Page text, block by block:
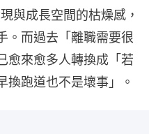
與成長空間的枯燥感，
。而過去「離職需要很
愈來愈多人轉換成「若
換跑道也不是壞事」。